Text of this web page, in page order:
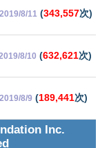
2019/8/11 (343,557次)
8/10 (632,621次)
2019/8/9 (189,441次)
Inc.